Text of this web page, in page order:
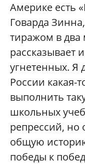
Америке есть
Говарда
тиражом в два
рассказывает
угнетенных. Я
России какая-
выполнить
школьных
репрессий, но
общую
победы к